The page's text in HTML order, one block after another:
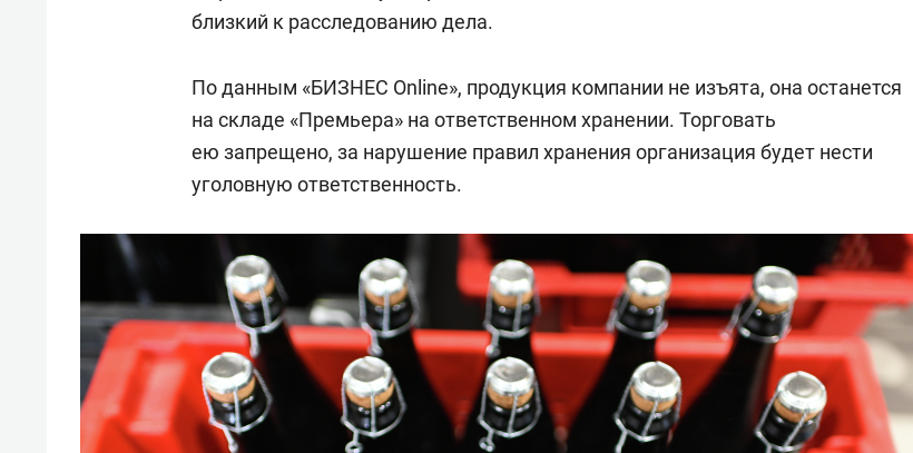
близкий к расследованию дела.
По данным «БИЗНЕС Online», продукция компании не изъята, она останется
на складе «Премьера» на ответственном хранении. Торговать
ею запрещено, за нарушение правил хранения организация будет нести
уголовную ответственность.